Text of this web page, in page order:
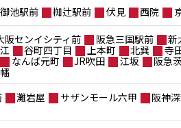
池駅前 椥辻駅前 伏見 西院
阪センイシティ前 阪急三国駅前 新
谷町四丁目 上本町 北巽 寺
なんば元町 JR吹田 江坂 阪急
灘岩屋 サザンモール六甲 阪神